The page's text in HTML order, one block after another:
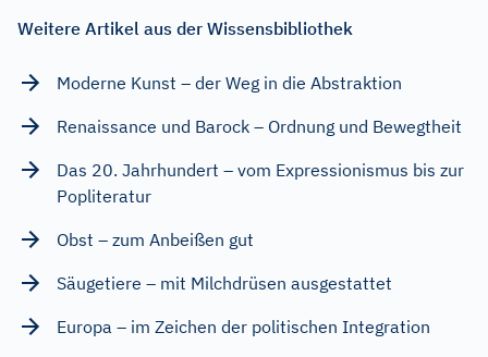
Weitere Artikel aus der Wissensbibliothek
Moderne Kunst – der Weg in die Abstraktion
Renaissance und Barock – Ordnung und Bewegtheit
Das 20. Jahrhundert – vom Expressionismus bis zur
Popliteratur
Obst – zum Anbeißen gut
Säugetiere – mit Milchdrüsen ausgestattet
Europa – im Zeichen der politischen Integration